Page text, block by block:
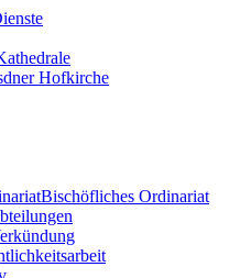
Hofkirche
Bischöfliches Ordinariat